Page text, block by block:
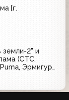
[г.
2" и
(СТС,
Эрмигурт,